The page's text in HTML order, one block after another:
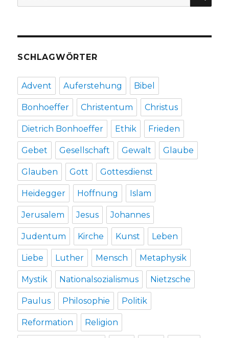
nach:
SCHLAGWÖRTER
Advent Auferstehung Bibel
Bonhoeffer Christentum Christus
Dietrich Bonhoeffer Ethik Frieden
Gebet Gesellschaft Gewalt Glaube
Glauben Gott Gottesdienst
Heidegger Hoffnung Islam
Jerusalem Jesus Johannes
Judentum Kirche Kunst Leben
Liebe Luther Mensch Metaphysik
Mystik Nationalsozialismus Nietzsche
Paulus Philosophie Politik
Reformation Religion